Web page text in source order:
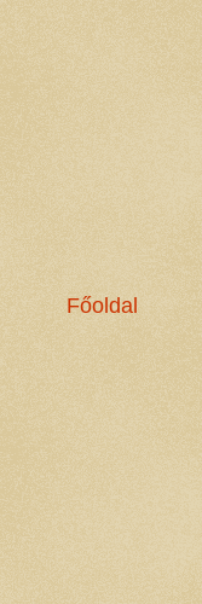
Főoldal